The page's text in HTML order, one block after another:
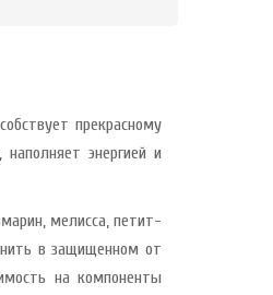
прекрасному
энергией и
мелисса, петит-
в защищенном от
на компоненты